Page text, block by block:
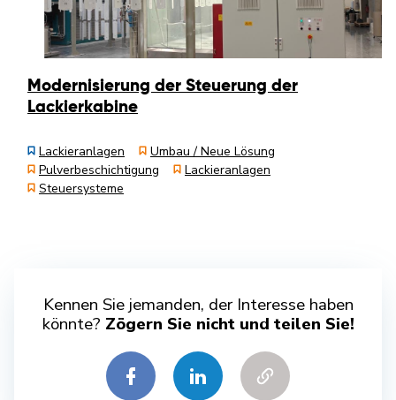
Modernisierung der Steuerung der
Lackierkabine
Lackieranlagen
Umbau / Neue Lösung
Pulverbeschichtigung
Lackieranlagen
Steuersysteme
Kennen Sie jemanden, der Interesse haben
könnte? Zögern Sie nicht und teilen Sie!